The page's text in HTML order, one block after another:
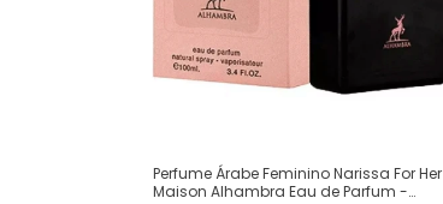
Perfume Árabe Feminino Narissa For Her
Maison Alhambra Eau de Parfum -